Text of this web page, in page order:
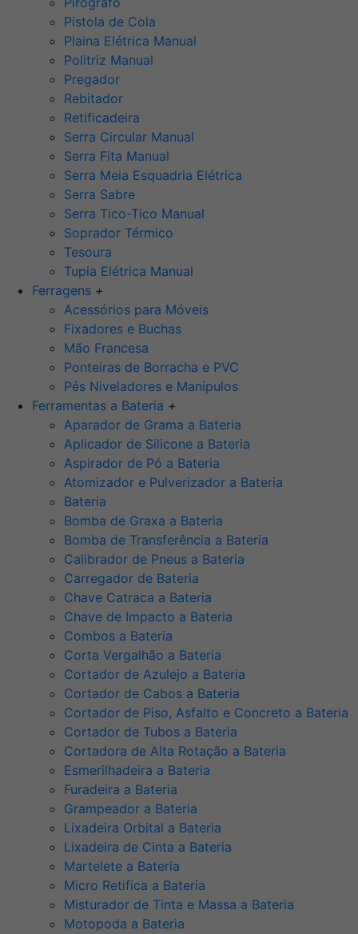
Pistola de Cola
Plaina Elétrica Manual
Politriz Manual
Pregador
Rebitador
Retificadeira
Serra Circular Manual
Serra Fita Manual
Serra Meia Esquadria Elétrica
Serra Sabre
Serra Tico-Tico Manual
Soprador Térmico
Tesoura
Tupia Elétrica Manual
Ferragens +
Acessórios para Móveis
Fixadores e Buchas
Mão Francesa
Ponteiras de Borracha e PVC
Pés Niveladores e Manípulos
Ferramentas a Bateria +
Aparador de Grama a Bateria
Aplicador de Silicone a Bateria
Aspirador de Pó a Bateria
Atomizador e Pulverizador a Bateria
Bateria
Bomba de Graxa a Bateria
Bomba de Transferência a Bateria
Calibrador de Pneus a Bateria
Carregador de Bateria
Chave Catraca a Bateria
Chave de Impacto a Bateria
Combos a Bateria
Corta Vergalhão a Bateria
Cortador de Azulejo a Bateria
Cortador de Cabos a Bateria
Cortador de Piso, Asfalto e Concreto a Bateria
Cortador de Tubos a Bateria
Cortadora de Alta Rotação a Bateria
Esmerilhadeira a Bateria
Furadeira a Bateria
Grampeador a Bateria
Lixadeira Orbital a Bateria
Lixadeira de Cinta a Bateria
Martelete a Bateria
Micro Retifica a Bateria
Misturador de Tinta e Massa a Bateria
Motopoda a Bateria